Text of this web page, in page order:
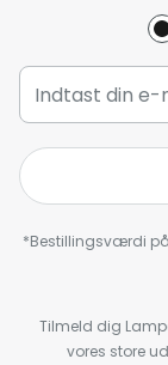
*Bestillingsværdi på
Tilmeld dig
vores store